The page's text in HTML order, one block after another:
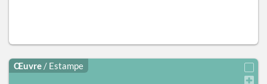
Œuvre / Estampe